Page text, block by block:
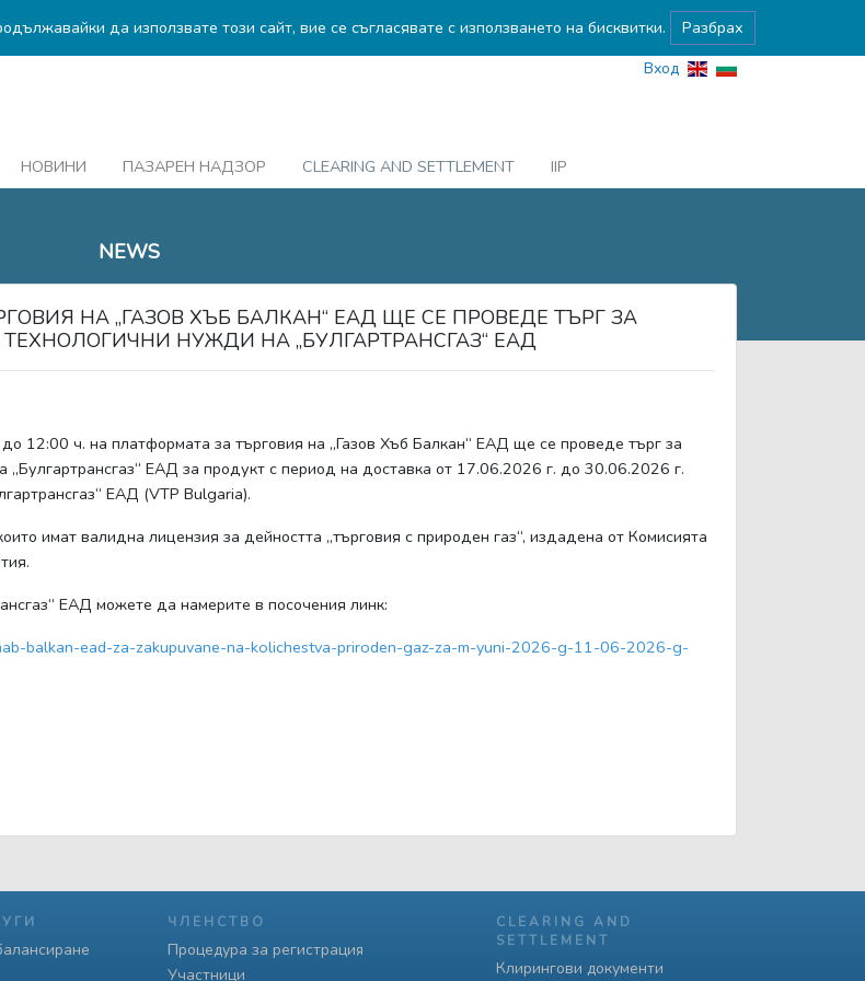
да използвате този сайт, вие се съгласявате с използването на бисквитки. Разбрах
Вход
НОВИНИ ПАЗАРЕН НАДЗОР CLEARING AND SETTLEMENT
IIP
NEWS
НА „ГАЗОВ ХЪБ БАЛКАН“ ЕАД ЩЕ СЕ ПРОВЕДЕ ТЪРГ ЗА
НУЖДИ НА „БУЛГАРТРАНСГАЗ“ ЕАД
12:00 ч. на платформата за търговия на „Газов Хъб Балкан“ ЕАД ще се проведе търг за
„Булгартрансгаз“ ЕАД за продукт с период на доставка от 17.06.2026 г. до 30.06.2026 г.
ЕАД (VTP Bulgaria).
имат валидна лицензия за дейността „търговия с природен газ“, издадена от Комисията
ЕАД можете да намерите в посочения линк:
balkan-ead-za-zakupuvane-na-kolichestva-priroden-gaz-za-m-yuni-2026-g-11-06-2026-g-
ЧЛЕНСТВО
Процедура за регистрация
Участници
CLEARING AND
SETTLEMENT
Клирингови документи